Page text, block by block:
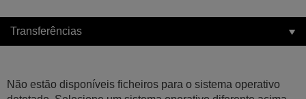
Transferências
Não estão disponíveis ficheiros para o sistema operativo